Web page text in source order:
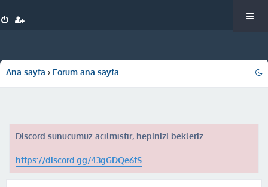
Ana sayfa Forum ana sayfa
Discord sunucumuz açılmıştır, hepinizi bekleriz
https://discord.gg/43gGDQe6tS